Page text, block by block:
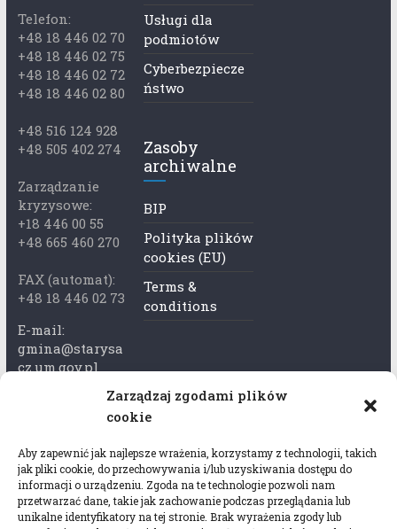
Zarządzaj zgodami plików
cookie
Aby zapewnić jak najlepsze wrażenia, korzystamy z technologii, takich
jak pliki cookie, do przechowywania i/lub uzyskiwania dostępu do
informacji o urządzeniu. Zgoda na te technologie pozwoli nam
przetwarzać dane, takie jak zachowanie podczas przeglądania lub
unikalne identyfikatory na tej stronie. Brak wyrażenia zgody lub
Telefon:
+48 18 446 02 70
+48 18 446 02 75
+48 18 446 02 72
+48 18 446 02 80
+48 516 124 928
+48 505 402 274
Zarządzanie
kryzysowe:
+18 446 00 55
+48 665 460 270
FAX (automat):
+48 18 446 02 73
E-mail:
gmina@starysa
cz.um.gov.pl
Adres skrzynki
rytka
Adres do e-
Doręczeń:
Usługi dla
podmiotów
Cyberbezpiecze
ństwo
Zasoby
archiwalne
BIP
Polityka plików
cookies (EU)
Terms &
conditions